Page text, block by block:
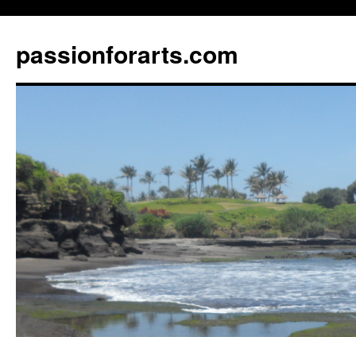
content
passionforarts.com